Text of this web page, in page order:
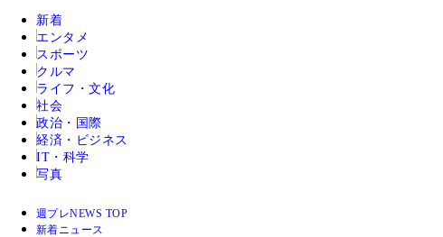
新着
エンタメ
スポーツ
クルマ
ライフ・文化
社会
政治・国際
経済・ビジネス
IT・科学
写真
週プレNEWS TOP
新着ニュース